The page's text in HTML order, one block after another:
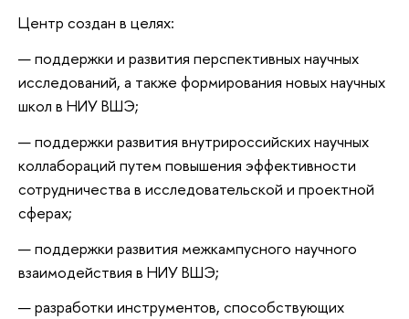
Центр создан в целях:
поддержки и развития перспективных научных
исследований, а также формирования новых научных
школ в НИУ ВШЭ;
поддержки развития внутрироссийских научных
коллабораций путем повышения эффективности
сотрудничества в исследовательской и проектной
сферах;
поддержки развития межкампусного научного
взаимодействия в НИУ ВШЭ;
разработки инструментов, способствующих